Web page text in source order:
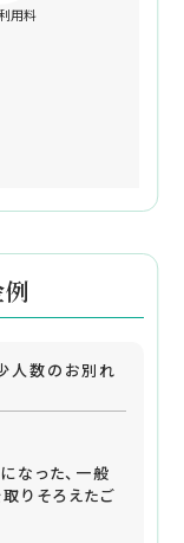
用料
人数のお別れ
なった、一般
りそろえたご